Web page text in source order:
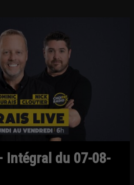
Intégral du 07-08-